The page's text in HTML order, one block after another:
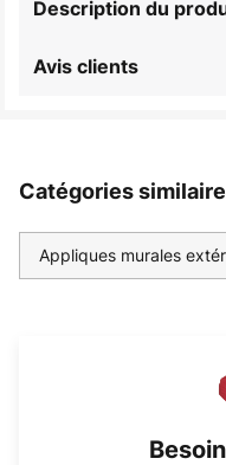
Description du
Avis clients
Catégories
Appliques murales